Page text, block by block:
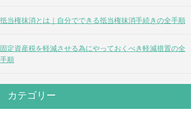
抵当権抹消とは｜自分でできる抵当権抹消手続きの全手順
固定資産税を軽減させる為にやっておくべき軽減措置の全
手順
カテゴリー